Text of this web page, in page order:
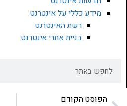
מידע כללי על אינטרנט
רשת האינטרנט
בניית אתרי אינטרנט
הפוסט הקודם